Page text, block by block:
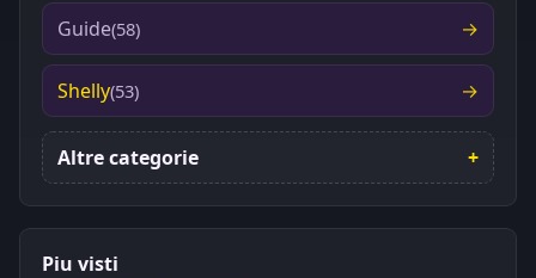
Guide(58)
Shelly(53)
Altre categorie
Piu visti